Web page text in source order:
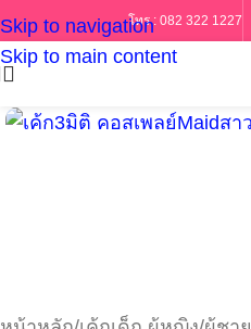
Skip to navigation
Skip to main content
โทร : 082 322 1227